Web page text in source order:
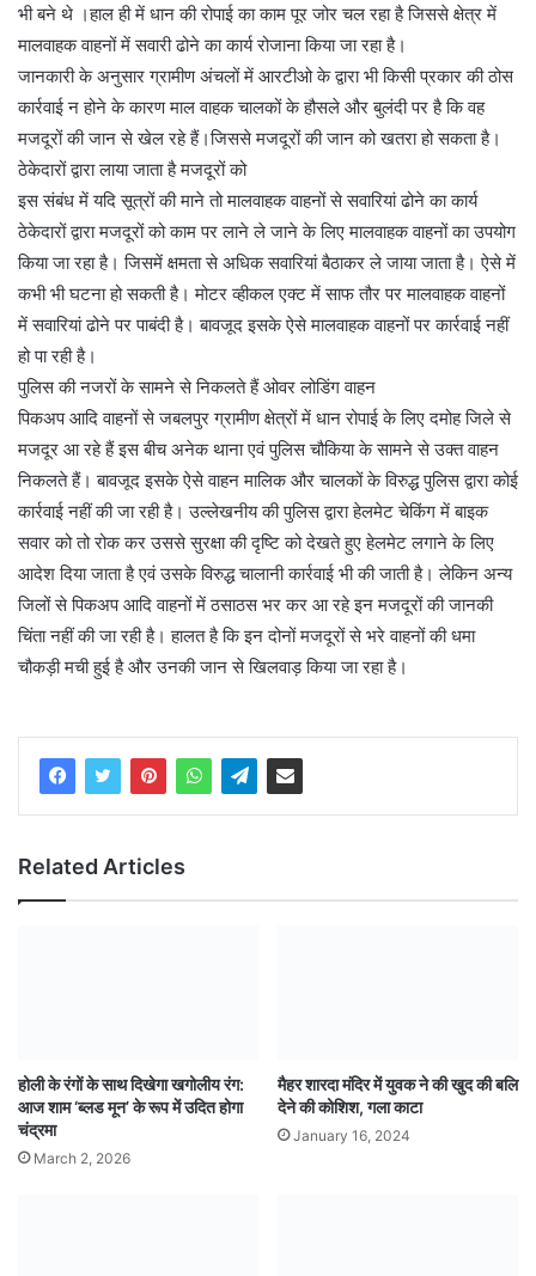
भी बने थे ।हाल ही में धान की रोपाई का काम पूर जोर चल रहा है जिससे क्षेत्र में
मालवाहक वाहनों में सवारी ढोने का कार्य रोजाना किया जा रहा है।
जानकारी के अनुसार ग्रामीण अंचलों में आरटीओ के द्वारा भी किसी प्रकार की ठोस
कार्रवाई न होने के कारण माल वाहक चालकों के हौसले और बुलंदी पर है कि वह
मजदूरों की जान से खेल रहे हैं।जिससे मजदूरों की जान को खतरा हो सकता है।
ठेकेदारों द्वारा लाया जाता है मजदूरों को
इस संबंध में यदि सूत्रों की माने तो मालवाहक वाहनों से सवारियां ढोने का कार्य
ठेकेदारों द्वारा मजदूरों को काम पर लाने ले जाने के लिए मालवाहक वाहनों का उपयोग
किया जा रहा है। जिसमें क्षमता से अधिक सवारियां बैठाकर ले जाया जाता है। ऐसे में
कभी भी घटना हो सकती है। मोटर व्हीकल एक्ट में साफ तौर पर मालवाहक वाहनों
में सवारियां ढोने पर पाबंदी है। बावजूद इसके ऐसे मालवाहक वाहनों पर कार्रवाई नहीं
हो पा रही है।
पुलिस की नजरों के सामने से निकलते हैं ओवर लोडिंग वाहन
पिकअप आदि वाहनों से जबलपुर ग्रामीण क्षेत्रों में धान रोपाई के लिए दमोह जिले से
मजदूर आ रहे हैं इस बीच अनेक थाना एवं पुलिस चौकिया के सामने से उक्त वाहन
निकलते हैं। बावजूद इसके ऐसे वाहन मालिक और चालकों के विरुद्ध पुलिस द्वारा कोई
कार्रवाई नहीं की जा रही है। उल्लेखनीय की पुलिस द्वारा हेलमेट चेकिंग में बाइक
सवार को तो रोक कर उससे सुरक्षा की दृष्टि को देखते हुए हेलमेट लगाने के लिए
आदेश दिया जाता है एवं उसके विरुद्ध चालानी कार्रवाई भी की जाती है। लेकिन अन्य
जिलों से पिकअप आदि वाहनों में ठसाठस भर कर आ रहे इन मजदूरों की जानकी
चिंता नहीं की जा रही है। हालत है कि इन दोनों मजदूरों से भरे वाहनों की धमा
चौकड़ी मची हुई है और उनकी जान से खिलवाड़ किया जा रहा है।
Related Articles
होली के रंगों के साथ दिखेगा खगोलीय रंग:
आज शाम ‘ब्लड मून’ के रूप में उदित होगा
चंद्रमा
March 2, 2026
मैहर शारदा मंदिर में युवक ने की खुद की बलि
देने की कोशिश, गला काटा
January 16, 2024